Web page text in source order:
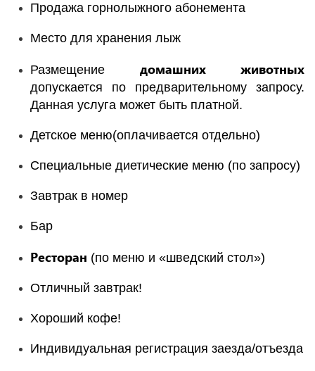
Продажа горнолыжного абонемента
Место для хранения лыж
Размещение домашних животных
допускается по предварительному запросу.
Данная услуга может быть платной.
Детское меню(оплачивается отдельно)
Специальные диетические меню (по запросу)
Завтрак в номер
Бар
Ресторан (по меню и «шведский стол»)
Отличный завтрак!
Хороший кофе!
Индивидуальная регистрация заезда/отъезда